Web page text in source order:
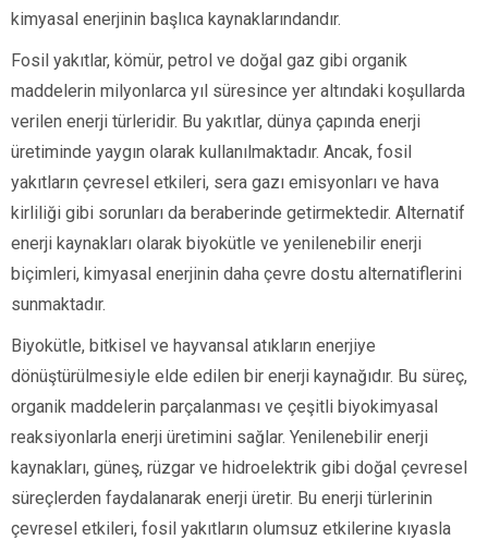
kimyasal enerjinin başlıca kaynaklarındandır.
Fosil yakıtlar, kömür, petrol ve doğal gaz gibi organik
maddelerin milyonlarca yıl süresince yer altındaki koşullarda
verilen enerji türleridir. Bu yakıtlar, dünya çapında enerji
üretiminde yaygın olarak kullanılmaktadır. Ancak, fosil
yakıtların çevresel etkileri, sera gazı emisyonları ve hava
kirliliği gibi sorunları da beraberinde getirmektedir. Alternatif
enerji kaynakları olarak biyokütle ve yenilenebilir enerji
biçimleri, kimyasal enerjinin daha çevre dostu alternatiflerini
sunmaktadır.
Biyokütle, bitkisel ve hayvansal atıkların enerjiye
dönüştürülmesiyle elde edilen bir enerji kaynağıdır. Bu süreç,
organik maddelerin parçalanması ve çeşitli biyokimyasal
reaksiyonlarla enerji üretimini sağlar. Yenilenebilir enerji
kaynakları, güneş, rüzgar ve hidroelektrik gibi doğal çevresel
süreçlerden faydalanarak enerji üretir. Bu enerji türlerinin
çevresel etkileri, fosil yakıtların olumsuz etkilerine kıyasla